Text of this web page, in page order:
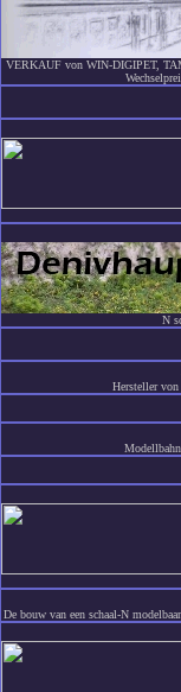
VERKAUF von WIN-DIGIPET,
N
Hersteller von
De bouw van een schaal-N